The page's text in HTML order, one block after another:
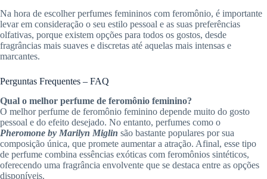
Na hora de escolher perfumes femininos com feromônio, é importante
levar em consideração o seu estilo pessoal e as suas preferências
olfativas, porque existem opções para todos os gostos, desde
fragrâncias mais suaves e discretas até aquelas mais intensas e
marcantes.
Perguntas Frequentes – FAQ
Qual o melhor perfume de feromônio feminino?
O melhor perfume de feromônio feminino depende muito do gosto
pessoal e do efeito desejado. No entanto, perfumes como o
Pheromone by Marilyn Miglin são bastante populares por sua
composição única, que promete aumentar a atração. Afinal, esse tipo
de perfume combina essências exóticas com feromônios sintéticos,
oferecendo uma fragrância envolvente que se destaca entre as opções
disponíveis.